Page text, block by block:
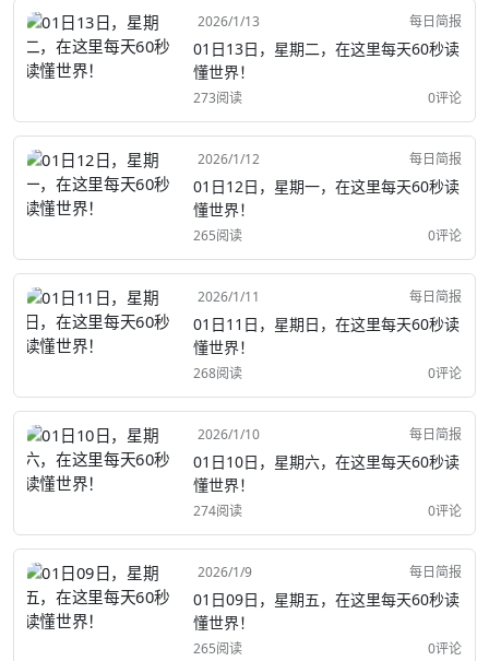
2026/1/13 每日简报
01日13日，星期二，在这里每天60秒读
懂世界！
273阅读 0评论
2026/1/12 每日简报
01日12日，星期一，在这里每天60秒读
懂世界！
265阅读 0评论
2026/1/11 每日简报
01日11日，星期日，在这里每天60秒读
懂世界！
268阅读 0评论
2026/1/10 每日简报
01日10日，星期六，在这里每天60秒读
懂世界！
274阅读 0评论
2026/1/9 每日简报
01日09日，星期五，在这里每天60秒读
懂世界！
265阅读 0评论